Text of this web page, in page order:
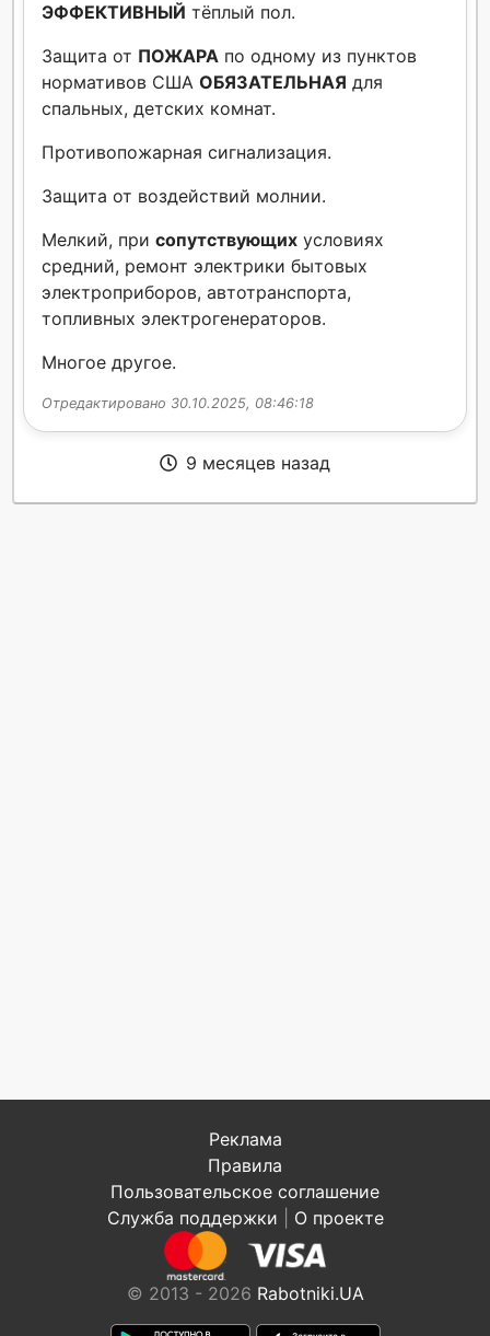
ЭФФЕКТИВНЫЙ тёплый пол.
Защита от ПОЖАРА по одному из пунктов
нормативов США ОБЯЗАТЕЛЬНАЯ для
спальных, детских комнат.
Противопожарная сигнализация.
Защита от воздействий молнии.
Мелкий, при сопутствующих условиях
средний, ремонт электрики бытовых
электроприборов, автотранспорта,
топливных электрогенераторов.
Многое другое.
Отредактировано 30.10.2025, 08:46:18
9 месяцев назад
Реклама
Правила
Пользовательское соглашение
Служба поддержки
О проекте
© 2013 - 2026 Rabotniki.UA